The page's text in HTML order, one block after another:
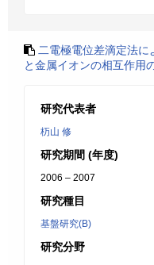
二電極電位差滴定法
と金属イオンの相互作用
研究代表者
杤山 修
研究期間 (年度)
2006 – 2007
研究種目
基盤研究(B)
研究分野